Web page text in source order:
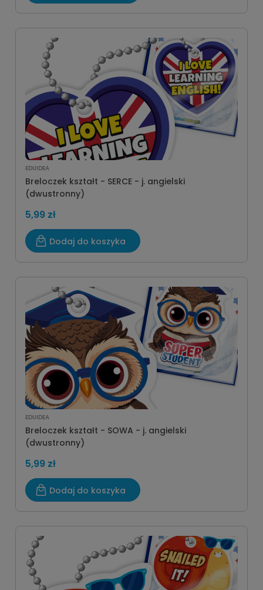
EDUIDEA
Breloczek kształt - SERCE - j. angielski
(dwustronny)
5,99 zł
Dodaj do koszyka
EDUIDEA
Breloczek kształt - SOWA - j. angielski
(dwustronny)
5,99 zł
Dodaj do koszyka